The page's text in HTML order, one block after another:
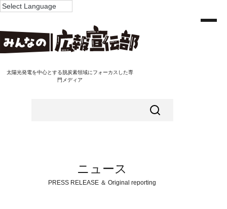
太陽光発電を中心とする脱炭素領域にフォーカスした専
門メディア
ニュース
PRESS RELEASE ＆ Original reporting